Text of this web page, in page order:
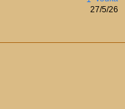
27/5/26